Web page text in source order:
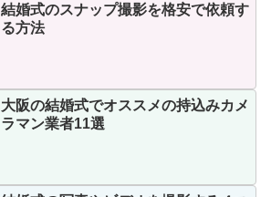
結婚式のスナップ撮影を格安で依頼す
る方法
大阪の結婚式でオススメの持込みカメ
ラマン業者11選